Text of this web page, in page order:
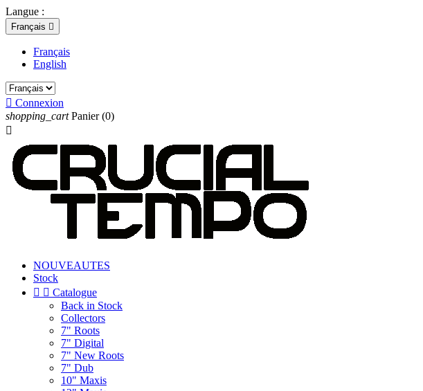
Langue :
Français 
Français
English
 Connexion
shopping_cart Panier (0)

NOUVEAUTES
Stock
  Catalogue
Back in Stock
Collectors
7" Roots
7" Digital
7" New Roots
7" Dub
10" Maxis